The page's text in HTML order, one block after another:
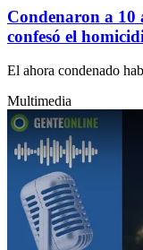
Condenaron a 10
confesó el
El ahora condenado
Multimedia